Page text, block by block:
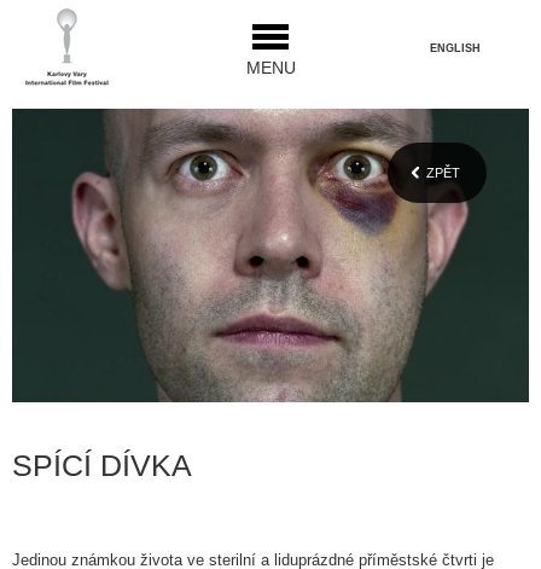
MENU
ENGLISH
ZPĚT
SPÍCÍ DÍVKA
Jedinou známkou života ve sterilní a liduprázdné příměstské čtvrti je